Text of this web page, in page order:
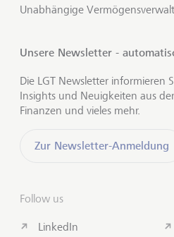
Unabhängige
Unsere Newsletter -
Die LGT Newsletter informieren
Insights und Neuigkeiten aus
Finanzen und vieles mehr.
Zur Newsletter-Anmeldung
Follow us
LinkedIn